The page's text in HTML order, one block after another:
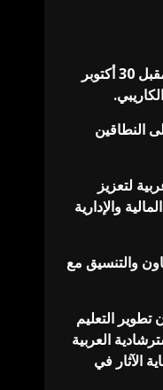
يعقد البرلمان العربي جلسته العامة الأولى من دور الانعقاد الثاني من الفصل التشريعي الرابع، برئاسة معالي محمد بن أحمد اليماحي رئيس البرلمان العربي، يوم الخميس المقبل 30 أكتوبر
النطاقين
لتعزيز
والإدارية
والتنسيق مع
التعليم
العربية
الآثار في